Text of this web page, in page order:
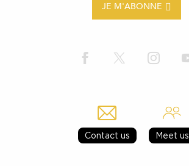
JE M'ABONNE
Contact us Meet us